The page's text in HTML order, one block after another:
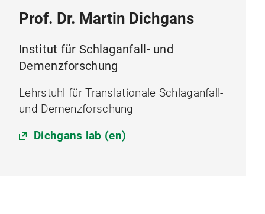
Prof. Dr. Martin Dichgans
Institut für Schlaganfall- und
Demenzforschung
Lehrstuhl für Translationale Schlaganfall-
und Demenzforschung
Dichgans lab (en)